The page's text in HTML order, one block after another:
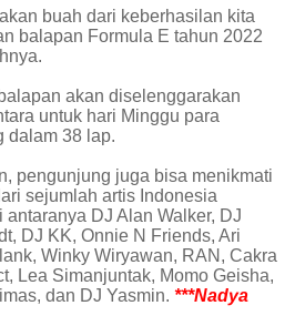
buah dari keberhasilan kita
balapan Formula E tahun 2022
akan diselenggarakan
untuk hari Minggu para
dalam 38 lap.
pengunjung juga bisa menikmati
sejumlah artis Indonesia
DJ Alan Walker, DJ
DJ KK, Onnie N Friends, Ari
Winky Wiryawan, RAN, Cakra
Lea Simanjuntak, Momo Geisha,
dan DJ Yasmin. ***Nadya